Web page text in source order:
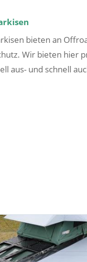
bieten an
Wir bieten hier
aus- und schnell